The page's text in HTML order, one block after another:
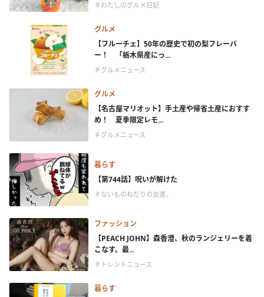
＃わたしのグルメ日記
グルメ
【フルーチェ】50年の歴史で初の梨フレーバ
ー！ 「栃木県産にっ...
＃グルメニュース
グルメ
【名古屋マリオット】手土産や帰省土産におすす
め！ 夏季限定レモ...
＃グルメニュース
暮らす
【第744話】呪いが解けた
＃ないものねだりの女達。
ファッション
【PEACH JOHN】森香澄、秋のランジェリーを着
こなす。最...
＃トレンドニュース
暮らす